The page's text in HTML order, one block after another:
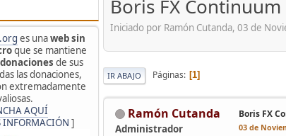
es unaweb sin
que se mantiene
donaciones de sus
las donaciones,
extremadamente
AQUÍ
INFORMACIÓN ]
Boris FX
Iniciado por Ramón Cutanda, 03 de
IR ABAJO Páginas 1
Ramón Cutanda
Administrador
Boris FX
03 de